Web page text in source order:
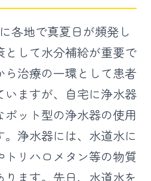
各地で真夏日が頻発し
として水分補給が重要で
治療の一環として患者
ますが、自宅に浄水器
ット型の浄水器の使用
浄水器には、水道水に
リハロメタン等の物質
ます。先日、水道水を